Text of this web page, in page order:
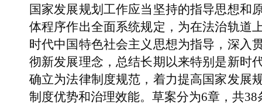
国家发展规划工作应当坚持的指导思想和
体程序作出全面系统规定，为在法治轨道
时代中国特色社会主义思想为指导，深入
彻新发展理念，总结长期以来特别是新时
确立为法律制度规范，着力提高国家发展
制度优势和治理效能。草案分为6章，共38